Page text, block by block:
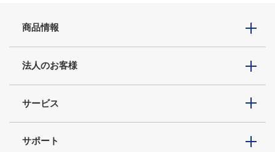
商品情報
法人のお客様
サービス
サポート